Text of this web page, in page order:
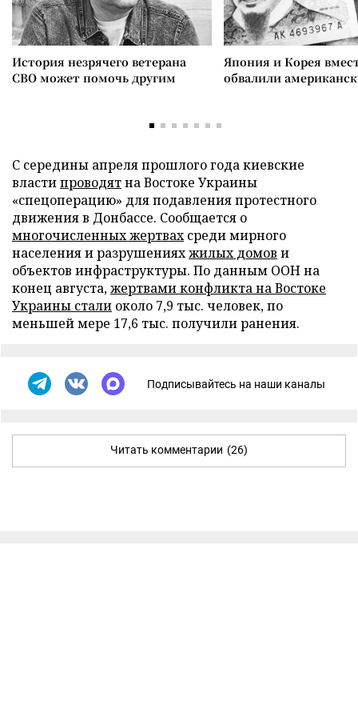
История незрячего ветерана
СВО может помочь другим
Япония и Корея
обвалили
С середины апреля прошлого года киевские
властипроводятна Востоке Украины
«спецоперацию» для подавления протестного
движения в Донбассе. Сообщается о
многочисленных жертвахсреди мирного
населения и разрушенияхжилых домов и
объектов инфраструктуры. По данным ООН на
конец августа,жертвами конфликта на Востоке
Украины стали около 7,9 тыс. человек, по
меньшей мере 17,6 тыс. получили ранения.
Подписывайтесь на наши каналы
Читать комментарии (26)